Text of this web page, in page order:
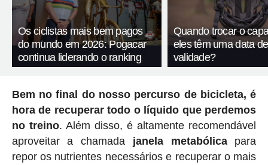
Os ciclistas mais bem pagos
do mundo em 2026: Pogacar
continua liderando o ranking
Quando trocar o
eles têm uma data de
validade?
Bem no final do nosso percurso de bicicleta, é
hora de recuperar todo o líquido que perdemos
no treino. Além disso, é altamente recomendável
aproveitar a chamada janela metabólicapara
repor os nutrientes necessários e recuperar o mais